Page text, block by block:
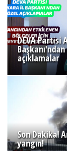
DEVA Partisi
açıklamalar
Son Dakika!
yangın!